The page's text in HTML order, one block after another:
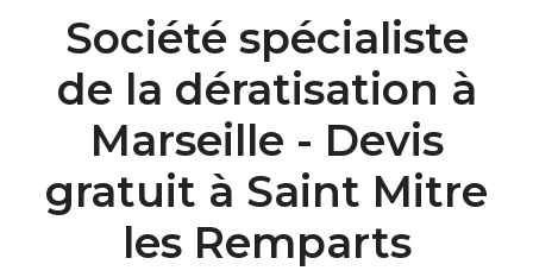
Société spécialiste
de la dératisation à
Marseille - Devis
gratuit à Saint Mitre
les Remparts